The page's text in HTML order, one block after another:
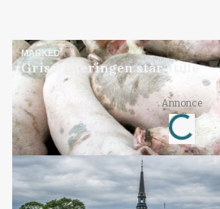
MARKED
Grisenoteringen står stille
Annonce
Loading...